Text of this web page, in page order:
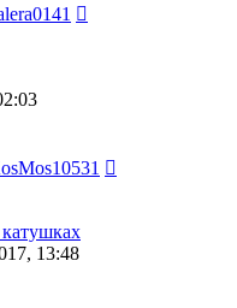
13:48